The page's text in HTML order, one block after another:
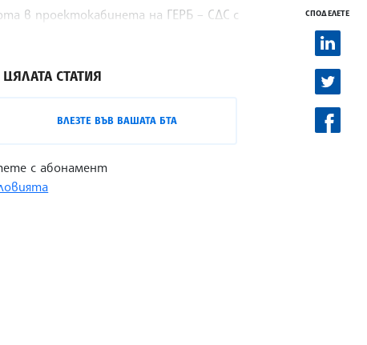
в проектокабинета на ГЕРБ – СДС с
СТАТИЯ
ВЛЕЗТЕ ВЪВ ВАШАТА БТА
с абонамент
СПОДЕЛЕТЕ